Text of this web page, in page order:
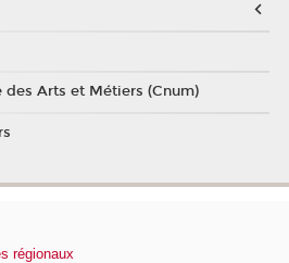
Arts et Métiers (Cnum)
régionaux